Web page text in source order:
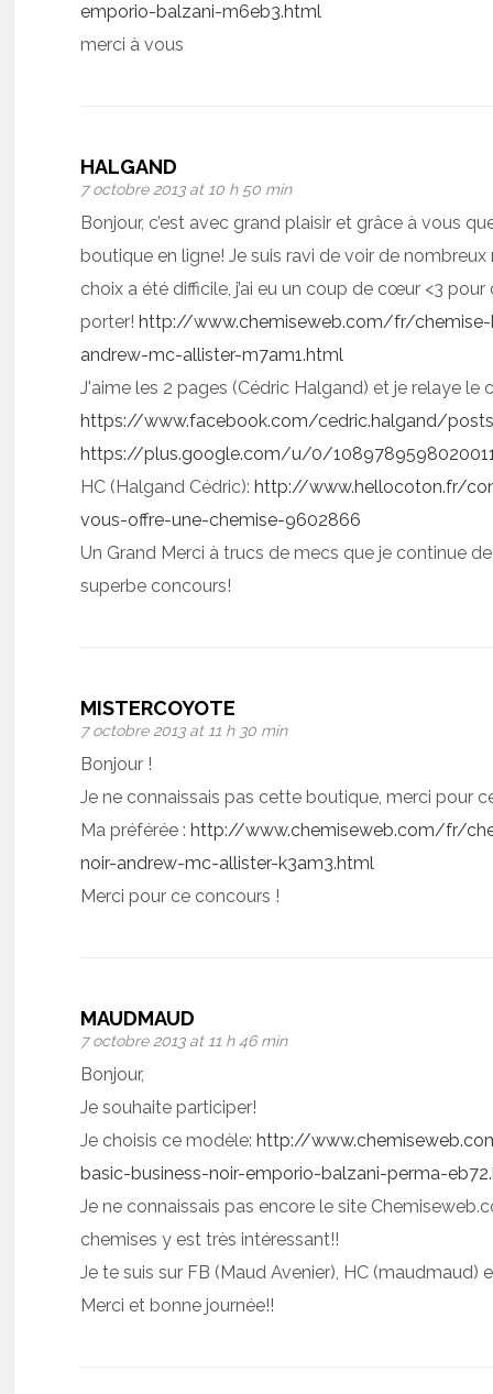
emporio-balzani-m6eb3.html
merci à vous
HALGAND
7 octobre 2013 at 10 h 50 min
Bonjour, c’est avec grand plaisir et grâce à vous
boutique en ligne! Je suis ravi de voir de
choix a été difficile, j’ai eu un coup de cœur <3
porter!http://www.chemiseweb.com/fr/
andrew-mc-allister-m7am1.html
J'aime les 2 pages (Cédric Halgand) et je relaye le
https://www.facebook.com/cedric.halgand/
https://plus.google.com/u/0/
HC (Halgand Cédric):http://www.hellocoton.fr/
vous-offre-une-chemise-9602866
Un Grand Merci à trucs de mecs que je continue
superbe concours!
MISTERCOYOTE
7 octobre 2013 at 11 h 30 min
Bonjour !
Je ne connaissais pas cette boutique, merci pour
Ma préférée :http://www.chemiseweb.com/fr/
noir-andrew-mc-allister-k3am3.html
Merci pour ce concours !
MAUDMAUD
7 octobre 2013 at 11 h 46 min
Bonjour,
Je souhaite participer!
Je choisis ce modèle:http://
basic-business-noir-emporio-balzani-perma-
Je ne connaissais pas encore le site
chemises y est très intéressant!!
Je te suis sur FB (Maud Avenier), HC (maudmaud)
Merci et bonne journée!!